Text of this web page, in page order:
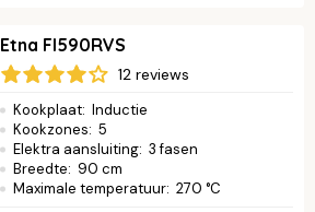
Etna FI590RVS
12 reviews
Kookplaat: Inductie
Kookzones: 5
Elektra aansluiting: 3 fasen
Breedte: 90 cm
Maximale temperatuur: 270 °C